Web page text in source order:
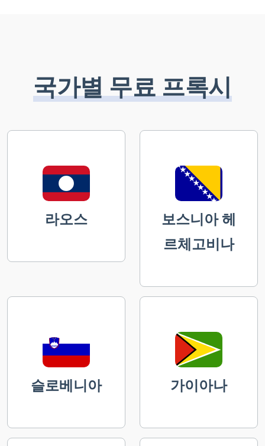
국가별 무료 프록시
라오스
보스니아 헤
르체고비나
슬로베니아 가이아나